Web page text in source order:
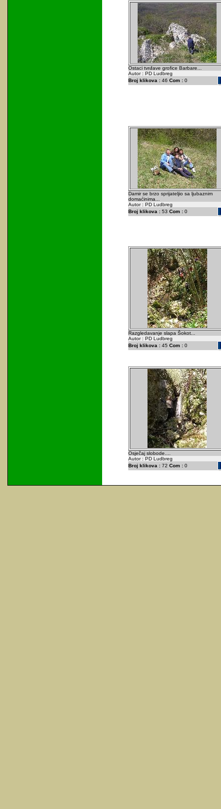
Ostaci tvrđave grofice Barbare...
Autor : PD Ludbreg
Broj klikova :46 Com :0
Damir se brzo sprijateljio sa ljubaznim
domaćinima...
Autor : PD Ludbreg
Broj klikova :53 Com :0
Razgledavanje slapa Šokot...
Autor : PD Ludbreg
Broj klikova :45 Com :0
Osječaj slobode....
Autor : PD Ludbreg
Broj klikova :72 Com :0